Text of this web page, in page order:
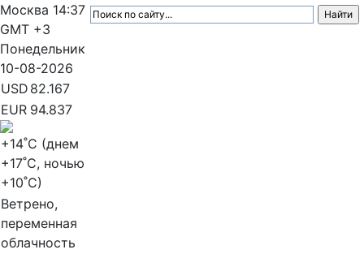
Москва 14:37
GMT +3
Понедельник
10-08-2026
USD 82.167
EUR 94.837
+14˚C (днем
+17˚C, ночью
+10˚C)
Ветрено,
переменная
облачность